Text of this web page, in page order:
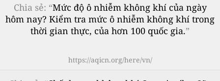
Chia sẻ: “Mức độ ô nhiễm không khí của ngày
hôm nay? Kiểm tra mức ô nhiễm không khí trong
thời gian thực, của hơn 100 quốc gia.”
https://aqicn.org/here/vn/